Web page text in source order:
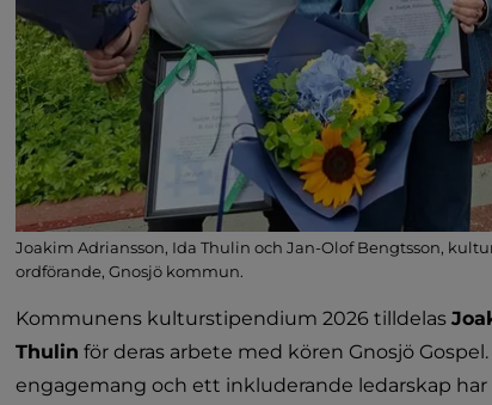
Joakim Adriansson, Ida Thulin och Jan-Olof Bengtsson,
ordförande, Gnosjö kommun.
Kommunens kulturstipendium 2026 tilldelas
Thulin för deras arbete med kören Gnosjö
engagemang och ett inkluderande ledarskap har